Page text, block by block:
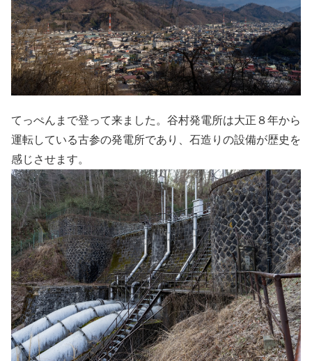
てっぺんまで登って来ました。谷村発電所は大正８年から
運転している古参の発電所であり、石造りの設備が歴史を
感じさせます。